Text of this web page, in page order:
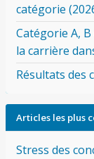
catégorie
Catégorie A,
la carrière
Résultats des
Articles les plus
Stress des